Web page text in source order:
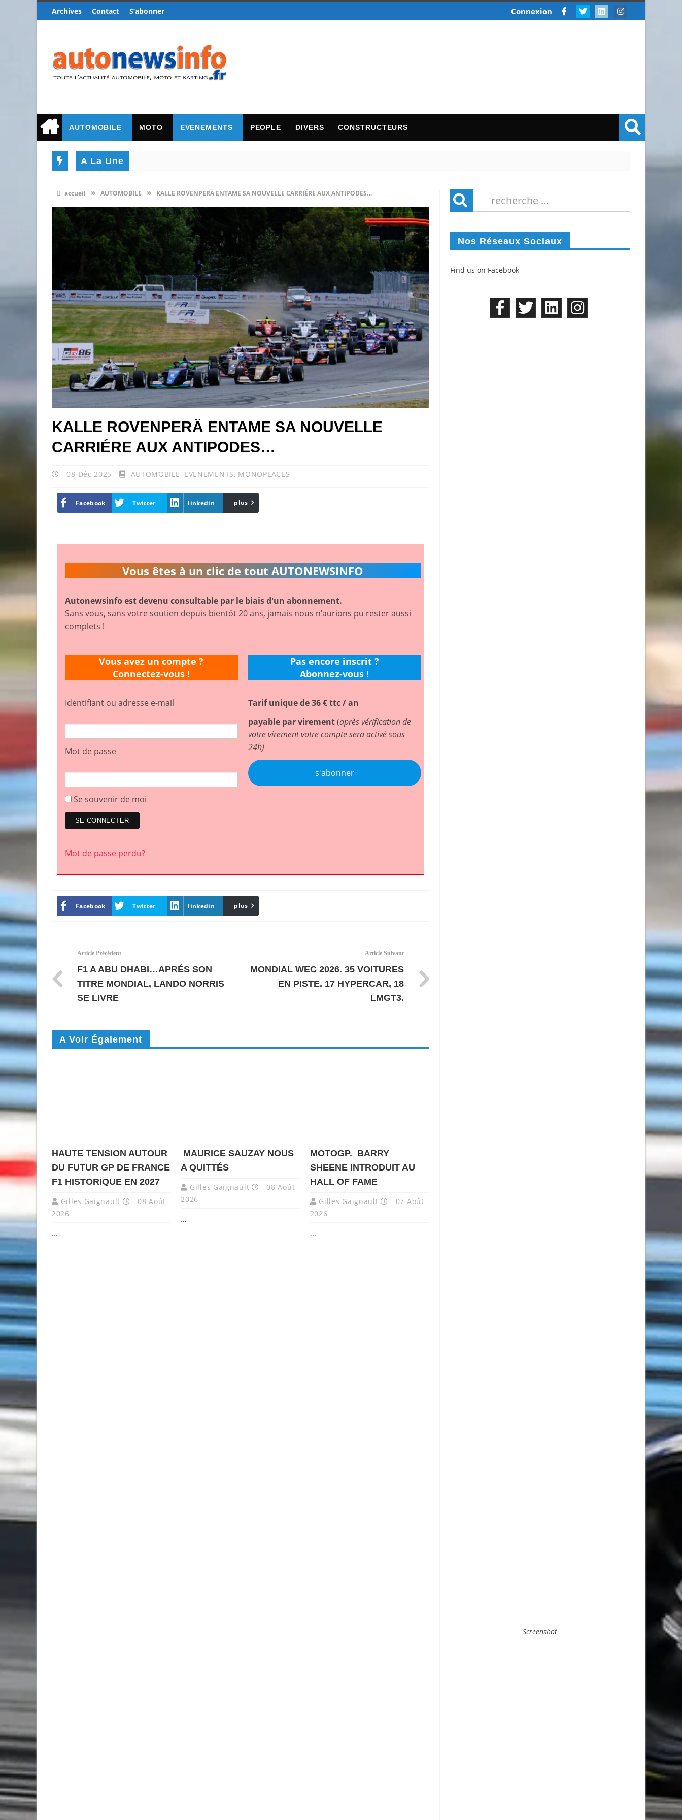
Archives Contact S’abonner Connexion
AUTOMOBILE MOTO EVENEMENTS PEOPLE DIVERS CONSTRUCTEURS
A La Une
accueil » AUTOMOBILE » KALLE ROVENPERÄ ENTAME SA NOUVELLE CARRIÉRE AUX ANTIPODES…
KALLE ROVENPERÄ ENTAME SA NOUVELLE
CARRIÉRE AUX ANTIPODES…
08 Déc 2025 AUTOMOBILE, EVENEMENTS, MONOPLACES
Facebook Twitter linkedin Email
plus
Vous êtes à un clic de tout AUTONEWSINFO
Autonewsinfo est devenu consultable par le biais d'un abonnement.
Sans vous, sans votre soutien depuis bientôt 20 ans, jamais nous n’aurions pu rester aussi
complets !
Vous avez un compte ?
Connectez-vous !
Identifiant ou adresse e-mail
Mot de passe
Se souvenir de moi
Mot de passe perdu?
Pas encore inscrit ?
Abonnez-vous !
Tarif unique de 36 € ttc / an
payable par virement(après vérification de
votre virement votre compte sera activé sous
24h)
s'abonner
Facebook Twitter linkedin Email
plus
Article Précédent
F1 A ABU DHABI…APRÉS SON
TITRE MONDIAL, LANDO NORRIS
SE LIVRE
Article Suivant
MONDIAL WEC 2026. 35 VOITURES
EN PISTE. 17 HYPERCAR, 18
LMGT3.
A Voir Également
HAUTE TENSION AUTOUR
DU FUTUR GP DE FRANCE
F1 HISTORIQUE EN 2027
Gilles Gaignault
08 Août
2026
...
MAURICE SAUZAY NOUS
A QUITTÉS
Gilles Gaignault
08 Août
2026
...
MOTOGP. BARRY
SHEENE INTRODUIT AU
HALL OF FAME
Gilles Gaignault
07 Août
2026
...
Nos Réseaux Sociaux
Find us on Facebook
Screenshot